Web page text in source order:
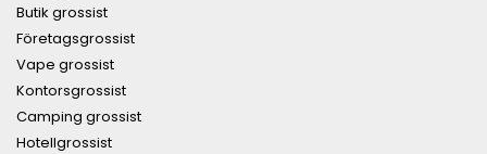
Butik grossist
Företagsgrossist
Vape grossist
Kontorsgrossist
Camping grossist
Hotellgrossist